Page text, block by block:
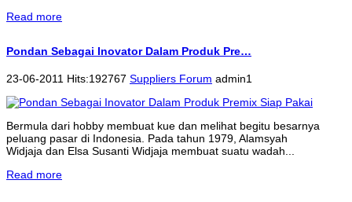
Read more
Pondan Sebagai Inovator Dalam Produk Pre…
23-06-2011 Hits:192767 Suppliers Forum admin1
Bermula dari hobby membuat kue dan melihat begitu besarnya
peluang pasar di Indonesia. Pada tahun 1979, Alamsyah
Widjaja dan Elsa Susanti Widjaja membuat suatu wadah...
Read more